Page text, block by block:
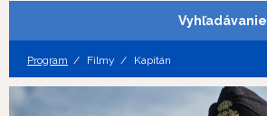
Vyhľadávanie
Program Filmy Kapitán